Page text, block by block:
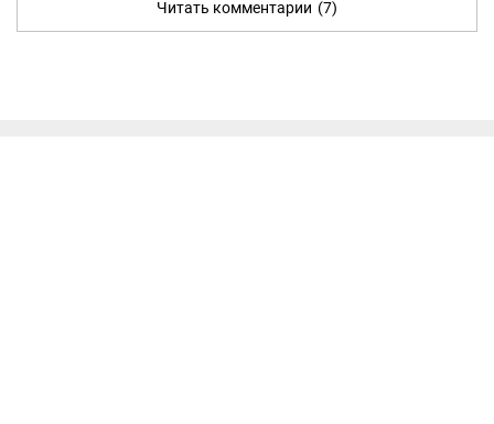
Читать комментарии (7)